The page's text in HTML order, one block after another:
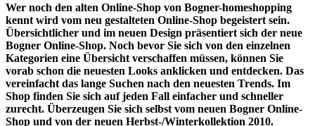
Wer noch den alten Online-Shop von Bogner-homeshopping
kennt wird vom neu gestalteten Online-Shop begeistert sein.
Übersichtlicher und im neuen Design präsentiert sich der neue
Bogner Online-Shop. Noch bevor Sie sich von den einzelnen
Kategorien eine Übersicht verschaffen müssen, können Sie
vorab schon die neuesten Looks anklicken und entdecken. Das
vereinfacht das lange Suchen nach den neuesten Trends. Im
Shop finden Sie sich auf jeden Fall einfacher und schneller
zurecht. Überzeugen Sie sich selbst vom neuen Bogner Online-
Shop und von der neuen Herbst-/Winterkollektion 2010.